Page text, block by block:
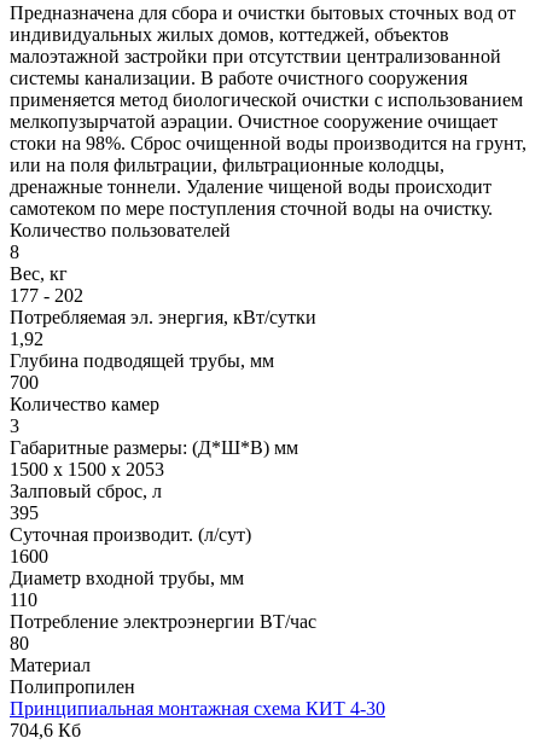
Предназначена для сбора и очистки бытовых сточных вод от
индивидуальных жилых домов, коттеджей, объектов
малоэтажной застройки при отсутствии централизованной
системы канализации. В работе очистного сооружения
применяется метод биологической очистки с использованием
мелкопузырчатой аэрации. Очистное сооружение очищает
стоки на 98%. Сброс очищенной воды производится на грунт,
или на поля фильтрации, фильтрационные колодцы,
дренажные тоннели. Удаление чищеной воды происходит
самотеком по мере поступления сточной воды на очистку.
Количество пользователей
8
Вес, кг
177 - 202
Потребляемая эл. энергия, кВт/сутки
1,92
Глубина подводящей трубы, мм
700
Количество камер
3
Габаритные размеры: (Д*Ш*В) мм
1500 х 1500 х 2053
Залповый сброс, л
395
Суточная производит. (л/сут)
1600
Диаметр входной трубы, мм
110
Потребление электроэнергии ВТ/час
80
Материал
Полипропилен
Принципиальная монтажная схема КИТ 4-30
704,6 Кб